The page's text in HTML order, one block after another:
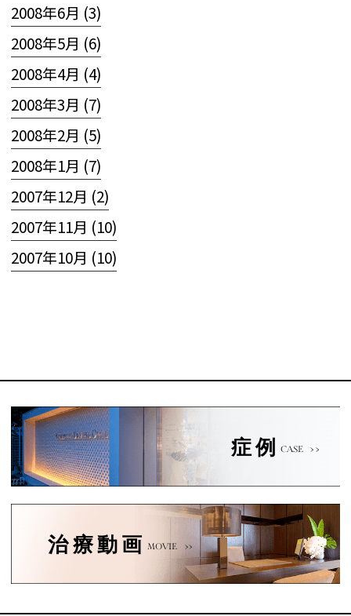
2008年6月 (3)
2008年5月 (6)
2008年4月 (4)
2008年3月 (7)
2008年2月 (5)
2008年1月 (7)
2007年12月 (2)
2007年11月 (10)
2007年10月 (10)
症例 CASE
治療動画 MOVIE